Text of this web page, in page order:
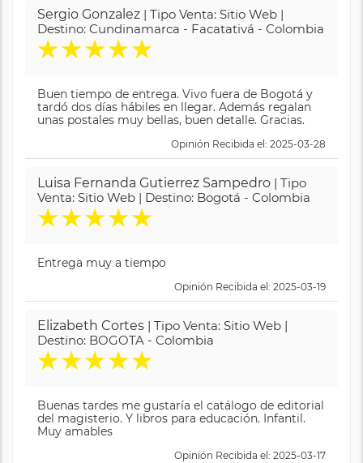
Sergio Gonzalez | Tipo Venta: Sitio Web |
Destino: Cundinamarca - Facatativá - Colombia
★★★★★
Buen tiempo de entrega. Vivo fuera de Bogotá y
tardó dos días hábiles en llegar. Además regalan
unas postales muy bellas, buen detalle. Gracias.
Opinión Recibida el: 2025-03-28
Luisa Fernanda Gutierrez Sampedro | Tipo
Venta: Sitio Web | Destino: Bogotá - Colombia
★★★★★
Entrega muy a tiempo
Opinión Recibida el: 2025-03-19
Elizabeth Cortes | Tipo Venta: Sitio Web |
Destino: BOGOTA - Colombia
★★★★★
Buenas tardes me gustaría el catálogo de editorial
del magisterio. Y libros para educación. Infantil.
Muy amables
Opinión Recibida el: 2025-03-17